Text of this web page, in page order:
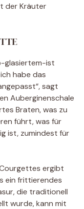
der Kräuter
glasiertem-ist
habe das
sagt
Auberginenschale
Braten, was zu
führt, was für
ist, zumindest für
ergibt
ein frittierendes
die traditionell
wurde, kann mit